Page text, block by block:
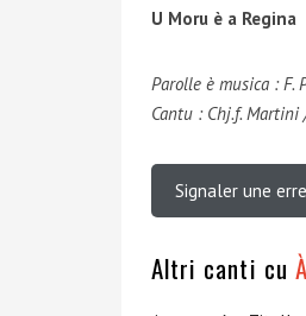
U Moru è a Regina
Parolle è musica : F.
Cantu : Chj.f. Martini
Signaler une
Altri canti cu